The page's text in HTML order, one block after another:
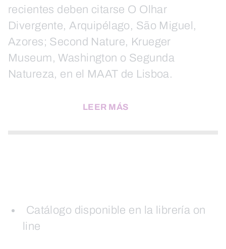
recientes deben citarse O Olhar
Divergente, Arquipélago, São Miguel,
Azores; Second Nature, Krueger
Museum, Washington o Segunda
Natureza, en el MAAT de Lisboa.
LEER MÁS
Catálogo disponible en la librería on
line